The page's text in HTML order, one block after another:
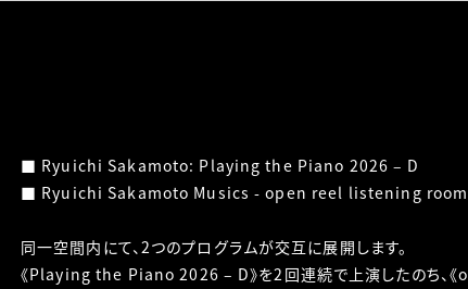
■ Ryuichi Sakamoto: Playing the Piano 2026 – D
■ Ryuichi Sakamoto Musics - open reel listening room
同一空間内にて、2つのプログラムが交互に展開します。
《Playing the Piano 2026 – D》を2回連続で上演したのち